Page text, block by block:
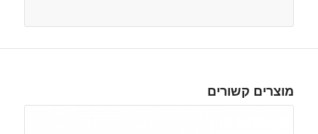
מוצרים קשורים